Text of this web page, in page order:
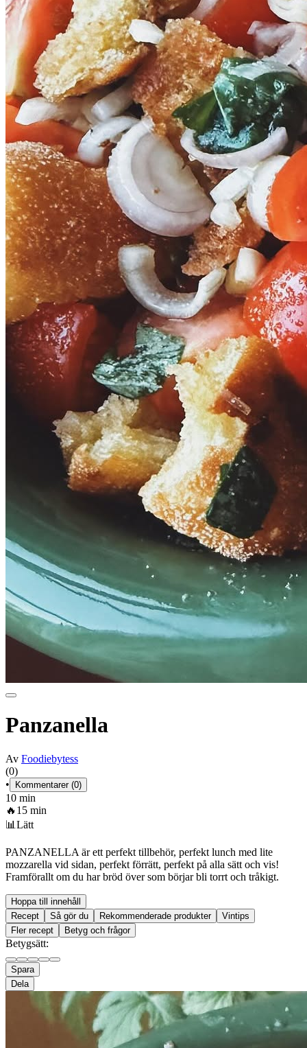
Panzanella
Av Foodiebytess
(0)
•
Kommentarer (0)
10 min
🔥 15 min
📊 Lätt
PANZANELLA är ett perfekt tillbehör, perfekt lunch med lite
mozzarella vid sidan, perfekt förrätt, perfekt på alla sätt och vis!
Framförallt om du har bröd över som börjar bli torrt och tråkigt.
Hoppa till innehåll
Recept
Så gör du Rekommenderade produkter
Vintips
Fler recept
Betyg och frågor
Betygsätt:
Spara
Dela